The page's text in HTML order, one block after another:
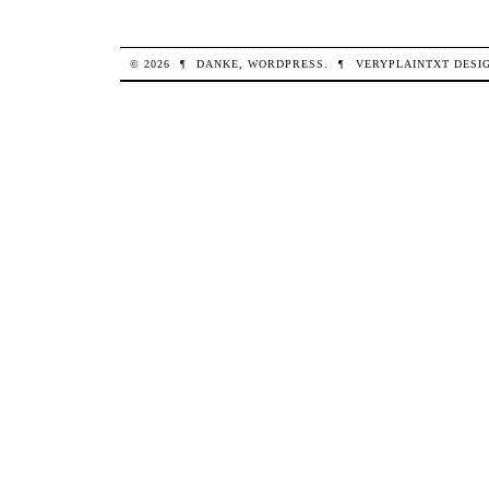
© 2026 ¶ DANKE,WORDPRESS ¶ VERYPLAINTXT